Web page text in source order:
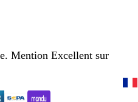
Mention Excellent sur